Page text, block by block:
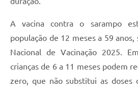
A vacina contra o sarampo
população de 12 meses a 59
Nacional de Vacinação 2025.
crianças de 6 a 11 meses podem
zero, que não substitui as doses